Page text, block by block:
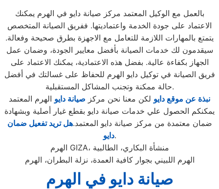
بالعمل مع الوكيل المعتمد مركز صيانة دايو في الهرم يمكنك
الاعتماد على جودة الخدمة واعتماديتها. ففريق الصيانة المتخصص
يتمتع بالمهارات اللازمة للتعامل مع الاجهزة بطرق صحيحة وفعالة.
سيقدمون لك خدمات الصيانة بأفضل معايير الجودة، وضمان عمل
الجهاز بكفاءة عالية. بفضل هذه الاعتمادية، يمكنك الاعتماد على
فريق الصيانة في توكيل دايو الهرم للحفاظ على غسالتك في أفضل
حالة ممكنة وتجنب المشاكل المستقبلية.
نبذة عن موقع دايو لكن معنا نحن مركز صيانة دايو الهرم المعتمد
يمكنكم الحصول علي خدمات صيانة دايو بقطع غيار أصلية وبشهادة
ضمان معتمدة من مركز صيانة دايو المعتمد.هل تريد تفعيل ضمان
دايو.
الهرم GIZA، منشأة البكاري، الطالبية
الهرم اللبيني بجوار كافية العمدة، نزلة البطران، الهرم
صيانة دايو في الهرم